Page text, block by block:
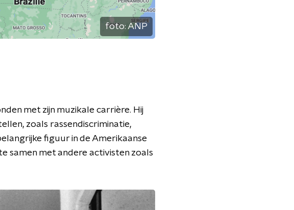
foto: ANP
met zijn muzikale carrière. Hij
zoals rassendiscriminatie,
figuur in de Amerikaanse
samen met andere activisten zoals